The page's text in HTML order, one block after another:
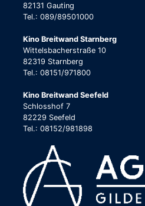
82131 Gauting
Tel.: 089/89501000
Kino Breitwand Starnberg
Wittelsbacherstraße 10
82319 Starnberg
Tel.: 08151/971800
Kino Breitwand Seefeld
Schlosshof 7
82229 Seefeld
Tel.: 08152/981898